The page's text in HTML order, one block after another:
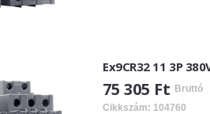
Ex9CR32 11 3P
75 305 Ft Bruttó
Cikkszám: 104760